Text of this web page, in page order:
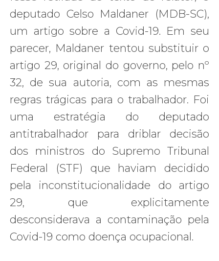
deputado Celso Maldaner (MDB-SC),
um artigo sobre a Covid-19. Em seu
parecer, Maldaner tentou substituir o
artigo 29, original do governo, pelo nº
32, de sua autoria, com as mesmas
regras trágicas para o trabalhador. Foi
uma estratégia do deputado
antitrabalhador para driblar decisão
dos ministros do Supremo Tribunal
Federal (STF) que haviam decidido
pela inconstitucionalidade do artigo
29, que explicitamente
desconsiderava a contaminação pela
Covid-19 como doença ocupacional.